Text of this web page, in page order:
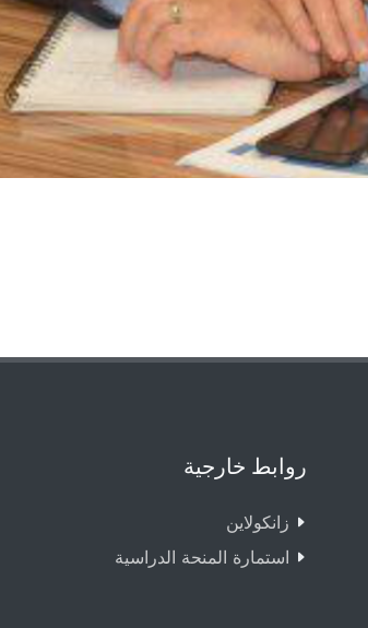
روابط خارجية
زانکولاین
استمارة المنحة الدراسية